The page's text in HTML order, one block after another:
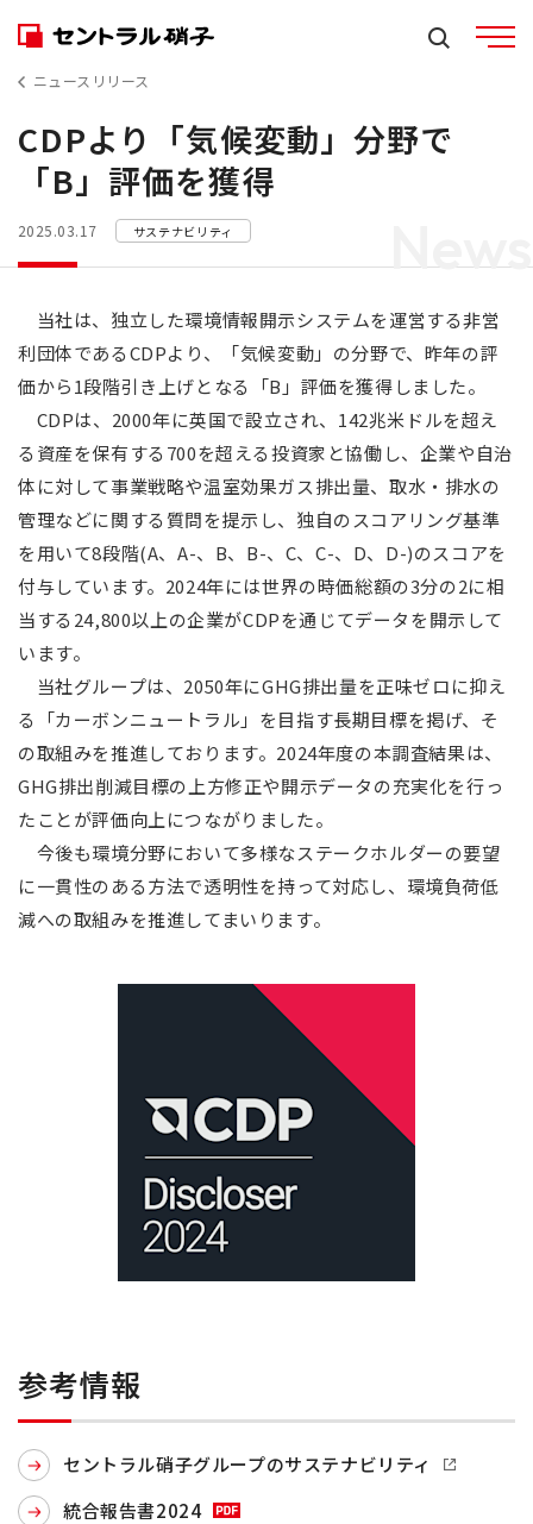
ニュースリリース
News
CDPより「気候変動」分野で
「B」評価を獲得
2025.03.17 サステナビリティ
当社は、独立した環境情報開示システムを運営する非営
利団体であるCDPより、「気候変動」の分野で、昨年の評
価から1段階引き上げとなる「B」評価を獲得しました。
CDPは、2000年に英国で設立され、142兆米ドルを超え
る資産を保有する700を超える投資家と協働し、企業や自治
体に対して事業戦略や温室効果ガス排出量、取水・排水の
管理などに関する質問を提示し、独自のスコアリング基準
を用いて8段階(A、A-、B、B-、C、C-、D、D-)のスコアを
付与しています。2024年には世界の時価総額の3分の2に相
当する24,800以上の企業がCDPを通じてデータを開示して
います。
当社グループは、2050年にGHG排出量を正味ゼロに抑え
る「カーボンニュートラル」を目指す長期目標を掲げ、そ
の取組みを推進しております。2024年度の本調査結果は、
GHG排出削減目標の上方修正や開示データの充実化を行っ
たことが評価向上につながりました。
今後も環境分野において多様なステークホルダーの要望
に一貫性のある方法で透明性を持って対応し、環境負荷低
減への取組みを推進してまいります。
参考情報
セントラル硝子グループのサステナビリティ
統合報告書2024